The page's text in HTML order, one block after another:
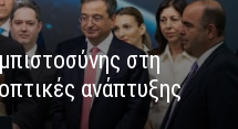
στη
ανάπτυξης